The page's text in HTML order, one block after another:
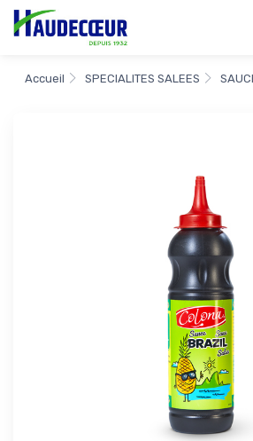
Accueil SPECIALITES SALEES